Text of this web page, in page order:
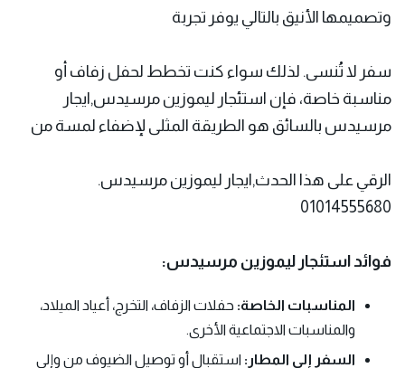
وتصميمها الأنيق بالتالي يوفر تجربة
سفر لا تُنسى. لذلك سواء كنت تخطط لحفل زفاف أو
مناسبة خاصة، فإن استئجار ليموزين مرسيدس,ايجار
مرسيدس بالسائق هو الطريقة المثلى لإضفاء لمسة من
الرقي على هذا الحدث,ايجار ليموزين مرسيدس.
01014555680
فوائد استئجار ليموزين مرسيدس:
المناسبات الخاصة: حفلات الزفاف، التخرج، أعياد الميلاد،
والمناسبات الاجتماعية الأخرى.
السفر إلى المطار: استقبال أو توصيل الضيوف من وإلى